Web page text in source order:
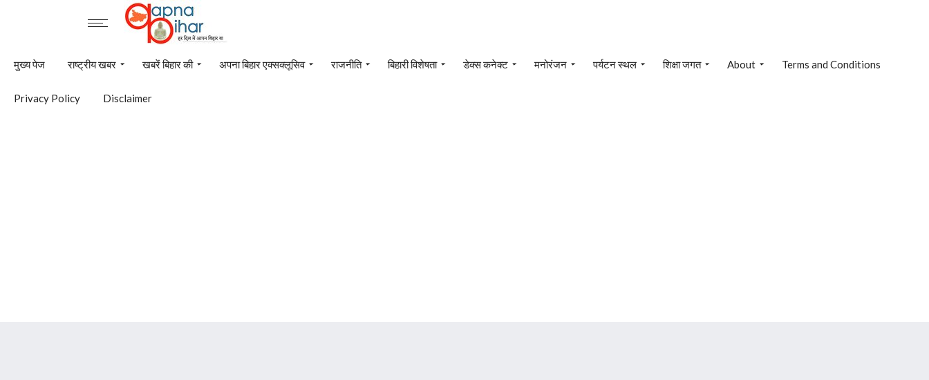
मुख्य पेज राष्ट्रीय खबर खबरें बिहार की अपना बिहार एक्सक्लूसिव राजनीति बिहारी विशेषता डेक्स कनेक्ट मनोरंजन पर्यटन स्थल शिक्षा जगत About Terms and Conditions
Privacy Policy Disclaimer